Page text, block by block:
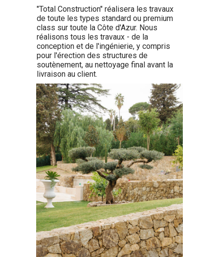
"Total Construction" réalisera les travaux
de toute les types standard ou premium
class sur toute la Côte d'Azur. Nous
réalisons tous les travaux - de la
conception et de l'ingénierie, y compris
pour l'érection des structures de
soutènement, au nettoyage final avant la
livraison au client.